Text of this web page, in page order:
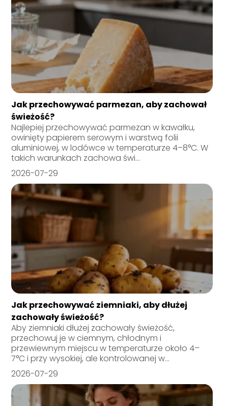
Jak przechowywać parmezan, aby zachował
świeżość?
Najlepiej przechowywać parmezan w kawałku,
owinięty papierem serowym i warstwą folii
aluminiowej, w lodówce w temperaturze 4–8°C. W
takich warunkach zachowa świ...
2026-07-29
Jak przechowywać ziemniaki, aby dłużej
zachowały świeżość?
Aby ziemniaki dłużej zachowały świeżość,
przechowuj je w ciemnym, chłodnym i
przewiewnym miejscu w temperaturze około 4–
7°C i przy wysokiej, ale kontrolowanej w...
2026-07-29